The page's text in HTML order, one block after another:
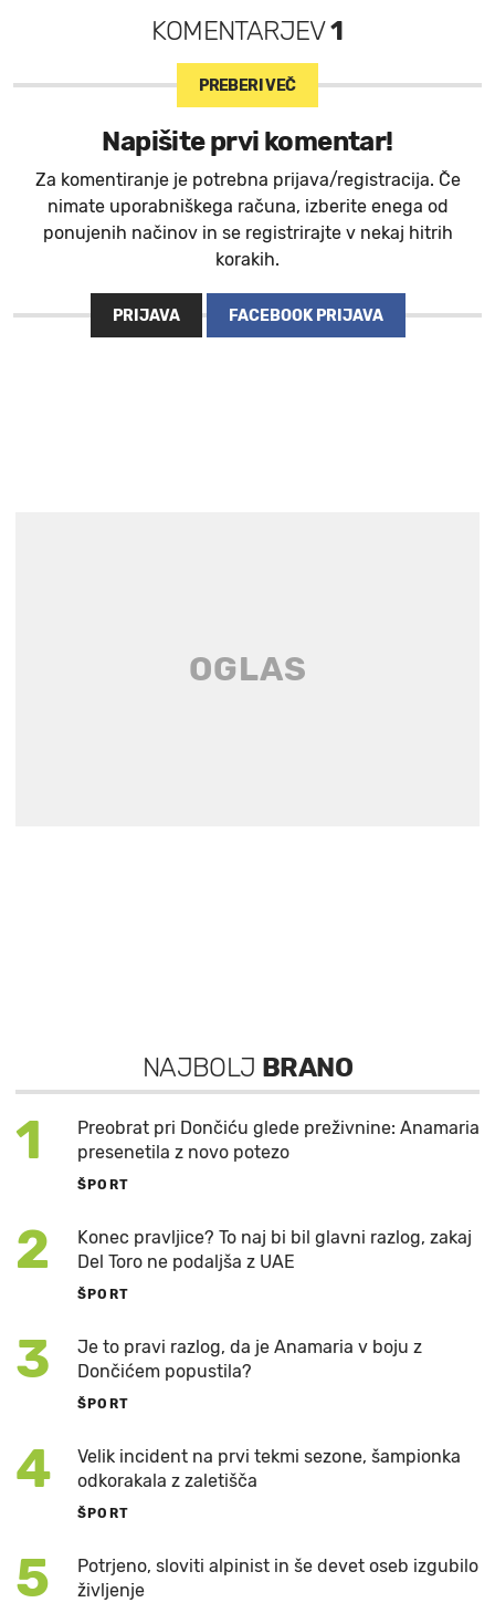
KOMENTARJEV1
PREBERI VEČ
Napišite prvi komentar!
Za komentiranje je potrebna prijava/registracija. Če
nimate uporabniškega računa, izberite enega od
ponujenih načinov in se registrirajte v nekaj hitrih
korakih.
PRIJAVA FACEBOOK PRIJAVA
NAJBOLJ BRANO
1
Preobrat pri Dončiću glede preživnine: Anamaria
presenetila z novo potezo
ŠPORT
2
Konec pravljice? To naj bi bil glavni razlog, zakaj
Del Toro ne podaljša z UAE
ŠPORT
3
Je to pravi razlog, da je Anamaria v boju z
Dončićem popustila?
ŠPORT
4
Velik incident na prvi tekmi sezone, šampionka
odkorakala z zaletišča
ŠPORT
5
Potrjeno, sloviti alpinist in še devet oseb izgubilo
življenje